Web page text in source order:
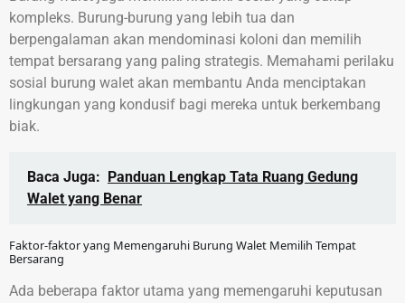
kompleks. Burung-burung yang lebih tua dan
berpengalaman akan mendominasi koloni dan memilih
tempat bersarang yang paling strategis. Memahami perilaku
sosial burung walet akan membantu Anda menciptakan
lingkungan yang kondusif bagi mereka untuk berkembang
biak.
Baca Juga:
Panduan Lengkap Tata Ruang Gedung
Walet yang Benar
Faktor-faktor yang Memengaruhi Burung Walet Memilih Tempat
Bersarang
Ada beberapa faktor utama yang memengaruhi keputusan